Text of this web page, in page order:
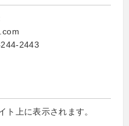
2443
ト上に表示されます。